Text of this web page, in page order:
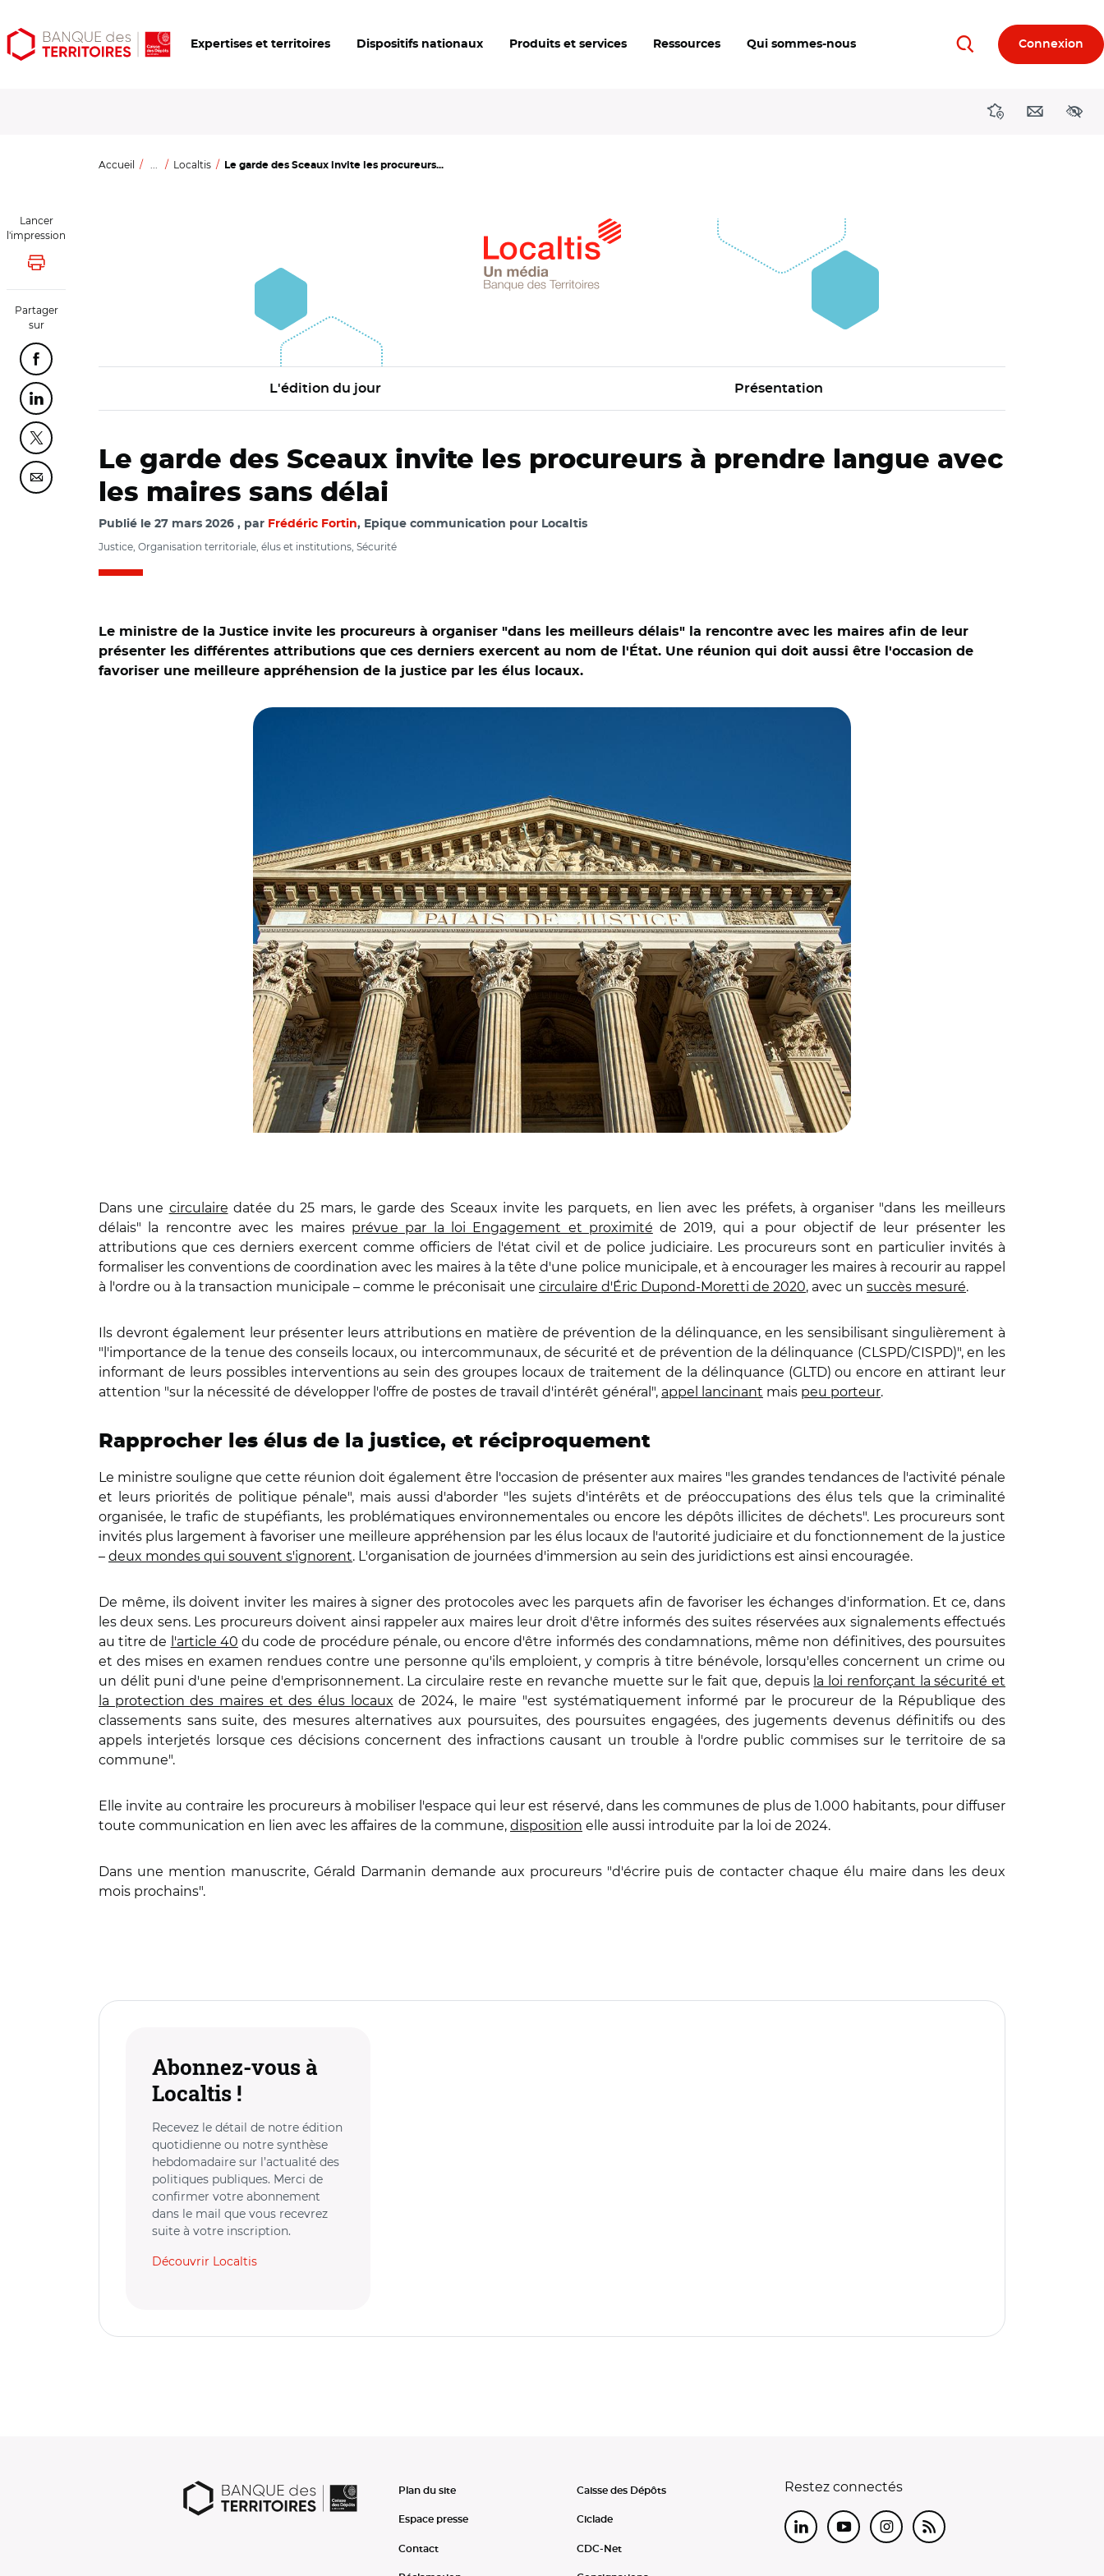
Aller
au
Aller
au
Ouvrir
les
Expertises et territoires Dispositifs nationaux Produits et services Ressources Qui sommes-nous RechercherConnexion
DirectionsContact
Accueil ... Localtis Le garde des Sceaux invite les procureurs...
L'édition du jour Présentation
Lancer
l'impression
Lancer l'impression
Partager
sur
Partager cette page sur Facebook
Partager cette page sur Linkedin
Partager cette page sur Twitter
Partager cette page sur Courriel
Le garde des Sceaux invite les procureurs à prendre langue avec
les maires sans délai
Publié le 27 mars 2026 par Frédéric Fortin, Epique communication pour Localtis
Justice, Organisation territoriale, élus et institutions, Sécurité
Le ministre de la Justice invite les procureurs à organiser "dans les meilleurs délais" la rencontre avec les maires afin de leur
présenter les différentes attributions que ces derniers exercent au nom de l'État. Une réunion qui doit aussi être l'occasion de
favoriser une meilleure appréhension de la justice par les élus locaux.
Dans une circulaire datée du 25 mars, le garde des Sceaux invite les parquets, en lien avec les préfets, à organiser "dans les meilleurs
délais" la rencontre avec les maires prévue par la loi Engagement et proximité de 2019, qui a pour objectif de leur présenter les
attributions que ces derniers exercent comme officiers de l'état civil et de police judiciaire. Les procureurs sont en particulier invités à
formaliser les conventions de coordination avec les maires à la tête d'une police municipale, et à encourager les maires à recourir au rappel
à l'ordre ou à la transaction municipale – comme le préconisait une circulaire d'Éric Dupond-Moretti de 2020, avec un succès mesuré.
Ils devront également leur présenter leurs attributions en matière de prévention de la délinquance, en les sensibilisant singulièrement à
"l'importance de la tenue des conseils locaux, ou intercommunaux, de sécurité et de prévention de la délinquance (CLSPD/CISPD)", en les
informant de leurs possibles interventions au sein des groupes locaux de traitement de la délinquance (GLTD) ou encore en attirant leur
attention "sur la nécessité de développer l'offre de postes de travail d'intérêt général", appel lancinant mais peu porteur.
Rapprocher les élus de la justice, et réciproquement
Le ministre souligne que cette réunion doit également être l'occasion de présenter aux maires "les grandes tendances de l'activité pénale
et leurs priorités de politique pénale", mais aussi d'aborder "les sujets d'intérêts et de préoccupations des élus tels que la criminalité
organisée, le trafic de stupéfiants, les problématiques environnementales ou encore les dépôts illicites de déchets". Les procureurs sont
invités plus largement à favoriser une meilleure appréhension par les élus locaux de l'autorité judiciaire et du fonctionnement de la justice
– deux mondes qui souvent s'ignorent. L'organisation de journées d'immersion au sein des juridictions est ainsi encouragée.
De même, ils doivent inviter les maires à signer des protocoles avec les parquets afin de favoriser les échanges d'information. Et ce, dans
les deux sens. Les procureurs doivent ainsi rappeler aux maires leur droit d'être informés des suites réservées aux signalements effectués
au titre de l'article 40 du code de procédure pénale, ou encore d'être informés des condamnations, même non définitives, des poursuites
et des mises en examen rendues contre une personne qu'ils emploient, y compris à titre bénévole, lorsqu'elles concernent un crime ou
un délit puni d'une peine d'emprisonnement. La circulaire reste en revanche muette sur le fait que, depuis la loi renforçant la sécurité et
la protection des maires et des élus locaux de 2024, le maire "est systématiquement informé par le procureur de la République des
classements sans suite, des mesures alternatives aux poursuites, des poursuites engagées, des jugements devenus définitifs ou des
appels interjetés lorsque ces décisions concernent des infractions causant un trouble à l'ordre public commises sur le territoire de sa
commune".
Elle invite au contraire les procureurs à mobiliser l'espace qui leur est réservé, dans les communes de plus de 1.000 habitants, pour diffuser
toute communication en lien avec les affaires de la commune, disposition elle aussi introduite par la loi de 2024.
Dans une mention manuscrite, Gérald Darmanin demande aux procureurs "d'écrire puis de contacter chaque élu maire dans les deux
mois prochains".
Abonnez-vous à
Localtis !
Recevez le détail de notre édition
quotidienne ou notre synthèse
hebdomadaire sur l’actualité des
politiques publiques. Merci de
confirmer votre abonnement
dans le mail que vous recevrez
suite à votre inscription.
Découvrir Localtis
Plan du site
Espace presse
Contact
Caisse des Dépôts
Ciclade
CDC-Net
Restez connectés
LinkedInYoutubeInstagram
RSS